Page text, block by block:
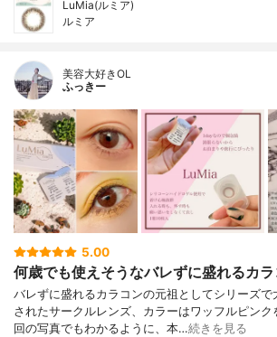
LuMia(ルミア)
ルミア
美容大好きOL
ふっきー
5.00
何歳でも使えそうなバレずに盛れるカ
バレずに盛れるカラコンの元祖としてシリーズで
されたサークルレンズ、カラーはワッフルピン
回の写真でもわかるように、本…続きを見る